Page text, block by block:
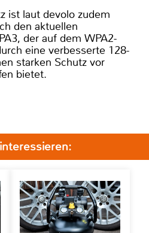
ist laut devolo zudem
den aktuellen
der auf dem WPA2-
eine verbesserte 128-
starken Schutz vor
bietet.